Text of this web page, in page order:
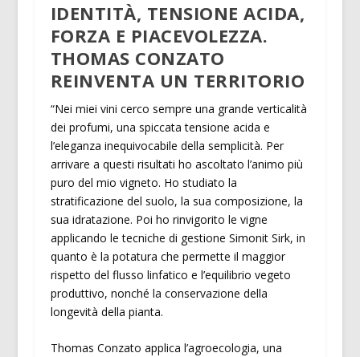
IDENTITÀ, TENSIONE ACIDA,
FORZA E PIACEVOLEZZA.
THOMAS CONZATO
REINVENTA UN TERRITORIO
“Nei miei vini cerco sempre una grande verticalità
dei profumi, una spiccata tensione acida e
l’eleganza inequivocabile della semplicità. Per
arrivare a questi risultati ho ascoltato l’animo più
puro del mio vigneto. Ho studiato la
stratificazione del suolo, la sua composizione, la
sua idratazione. Poi ho rinvigorito le vigne
applicando le tecniche di gestione Simonit Sirk, in
quanto è la potatura che permette il maggior
rispetto del flusso linfatico e l’equilibrio vegeto
produttivo, nonché la conservazione della
longevità della pianta.
Thomas Conzato applica l’agroecologia, una